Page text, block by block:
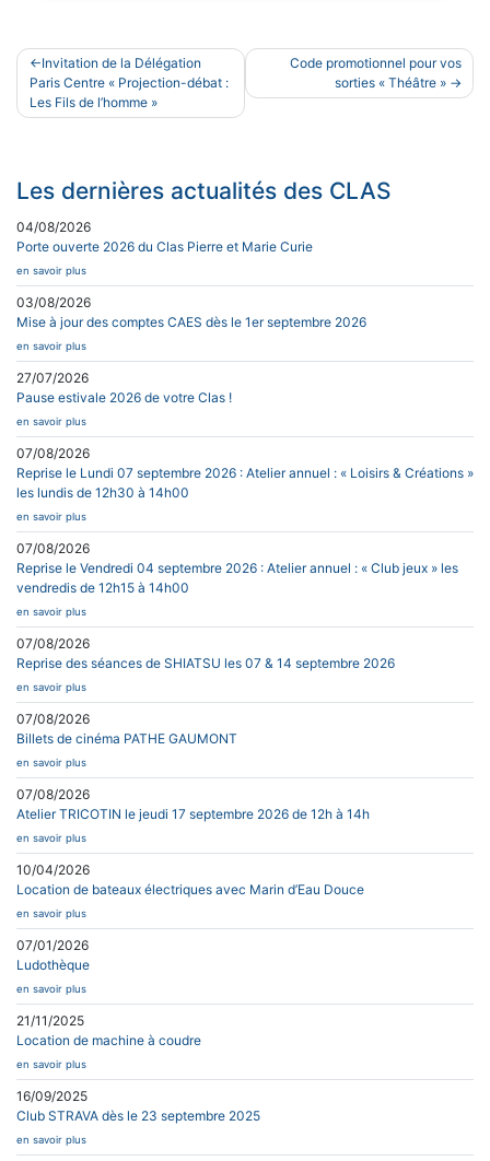
Navigation
de
l’article
Invitation de la Délégation
Paris Centre « Projection-débat :
Les Fils de l’homme »
Code promotionnel pour vos
sorties « Théâtre »
Les dernières actualités des CLAS
04/08/2026
Porte ouverte 2026 du Clas Pierre et Marie Curie
en savoir plus
03/08/2026
Mise à jour des comptes CAES dès le 1er septembre 2026
en savoir plus
27/07/2026
Pause estivale 2026 de votre Clas !
en savoir plus
07/08/2026
Reprise le Lundi 07 septembre 2026 : Atelier annuel : « Loisirs & Créations »
les lundis de 12h30 à 14h00
en savoir plus
07/08/2026
Reprise le Vendredi 04 septembre 2026 : Atelier annuel : « Club jeux » les
vendredis de 12h15 à 14h00
en savoir plus
07/08/2026
Reprise des séances de SHIATSU les 07 & 14 septembre 2026
en savoir plus
07/08/2026
Billets de cinéma PATHE GAUMONT
en savoir plus
07/08/2026
Atelier TRICOTIN le jeudi 17 septembre 2026 de 12h à 14h
en savoir plus
10/04/2026
Location de bateaux électriques avec Marin d’Eau Douce
en savoir plus
07/01/2026
Ludothèque
en savoir plus
21/11/2025
Location de machine à coudre
en savoir plus
16/09/2025
Club STRAVA dès le 23 septembre 2025
en savoir plus